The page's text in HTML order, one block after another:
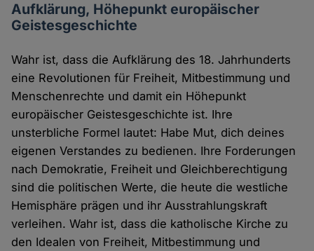
Aufklärung, Höhepunkt europäischer
Geistesgeschichte
Wahr ist, dass die Aufklärung des 18. Jahrhunderts
eine Revolutionen für Freiheit, Mitbestimmung und
Menschenrechte und damit ein Höhepunkt
europäischer Geistesgeschichte ist. Ihre
unsterbliche Formel lautet: Habe Mut, dich deines
eigenen Verstandes zu bedienen. Ihre Forderungen
nach Demokratie, Freiheit und Gleichberechtigung
sind die politischen Werte, die heute die westliche
Hemisphäre prägen und ihr Ausstrahlungskraft
verleihen. Wahr ist, dass die katholische Kirche zu
den Idealen von Freiheit, Mitbestimmung und